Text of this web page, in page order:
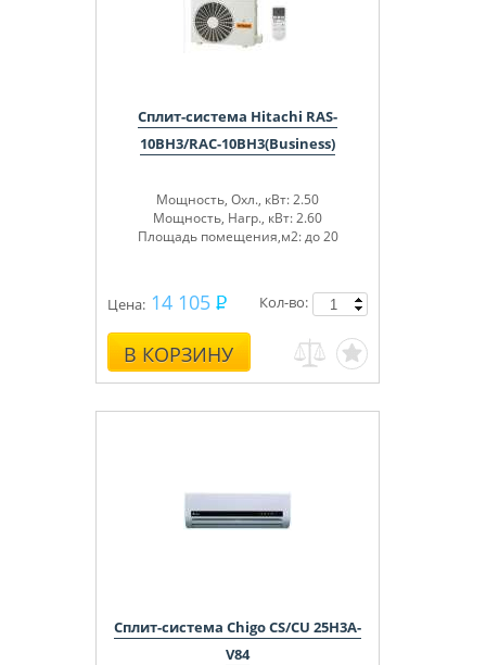
Сплит-система Hitachi RAS-
10BH3/RAC-10BH3(Business)
Мощность, Охл., кВт: 2.50
Мощность, Нагр., кВт: 2.60
Площадь помещения,м2: до 20
Цена: 14 105
В КОРЗИНУ
Кол-во:
Сплит-система Chigo CS/CU 25H3A-
V84